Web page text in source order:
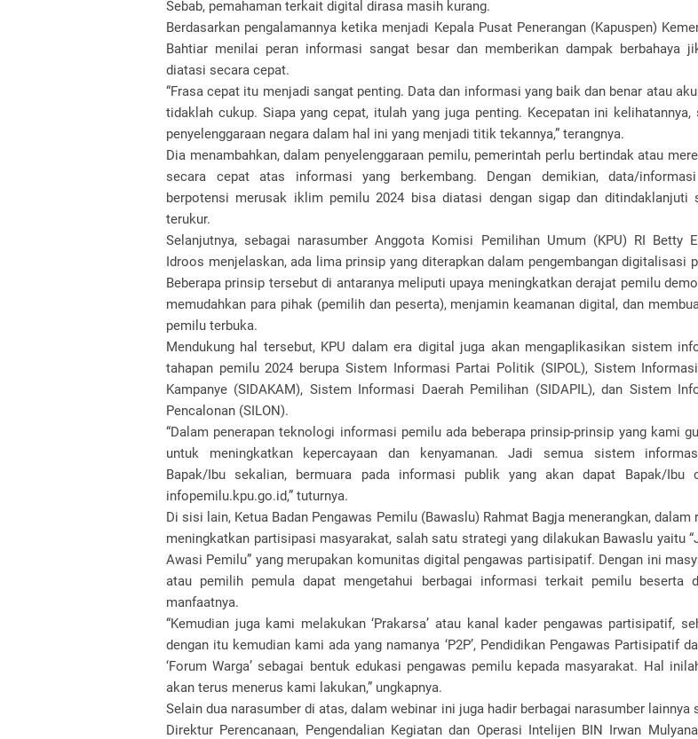
Sebab, pemahaman terkait digital dirasa masih kurang.
Berdasarkan pengalamannya ketika menjadi Kepala Pusat Penerangan (Kapuspen)
Bahtiar menilai peran informasi sangat besar dan memberikan dampak berbahaya
diatasi secara cepat.
“Frasa cepat itu menjadi sangat penting. Data dan informasi yang baik dan benar atau
tidaklah cukup. Siapa yang cepat, itulah yang juga penting. Kecepatan ini kelihatannya,
penyelenggaraan negara dalam hal ini yang menjadi titik tekannya,” terangnya.
Dia menambahkan, dalam penyelenggaraan pemilu, pemerintah perlu bertindak atau
secara cepat atas informasi yang berkembang. Dengan demikian, data/
berpotensi merusak iklim pemilu 2024 bisa diatasi dengan sigap dan ditindaklanjuti
terukur.
Selanjutnya, sebagai narasumber Anggota Komisi Pemilihan Umum (KPU) RI Betty
Idroos menjelaskan, ada lima prinsip yang diterapkan dalam pengembangan digitalisasi
Beberapa prinsip tersebut di antaranya meliputi upaya meningkatkan derajat pemilu
memudahkan para pihak (pemilih dan peserta), menjamin keamanan digital, dan
pemilu terbuka.
Mendukung hal tersebut, KPU dalam era digital juga akan mengaplikasikan sistem
tahapan pemilu 2024 berupa Sistem Informasi Partai Politik (SIPOL), Sistem
Kampanye (SIDAKAM), Sistem Informasi Daerah Pemilihan (SIDAPIL), dan Sistem
Pencalonan (SILON).
“Dalam penerapan teknologi informasi pemilu ada beberapa prinsip-prinsip yang kami
untuk meningkatkan kepercayaan dan kenyamanan. Jadi semua sistem
Bapak/Ibu sekalian, bermuara pada informasi publik yang akan dapat Bapak/Ibu
infopemilu.kpu.go.id,” tuturnya.
Di sisi lain, Ketua Badan Pengawas Pemilu (Bawaslu) Rahmat Bagja menerangkan, dalam
meningkatkan partisipasi masyarakat, salah satu strategi yang dilakukan Bawaslu yaitu
Awasi Pemilu” yang merupakan komunitas digital pengawas partisipatif. Dengan ini
atau pemilih pemula dapat mengetahui berbagai informasi terkait pemilu beserta
manfaatnya.
“Kemudian juga kami melakukan ‘Prakarsa’ atau kanal kader pengawas partisipatif,
dengan itu kemudian kami ada yang namanya ‘P2P’, Pendidikan Pengawas Partisipatif
‘Forum Warga’ sebagai bentuk edukasi pengawas pemilu kepada masyarakat. Hal
akan terus menerus kami lakukan,” ungkapnya.
Selain dua narasumber di atas, dalam webinar ini juga hadir berbagai narasumber lainnya
Direktur Perencanaan, Pengendalian Kegiatan dan Operasi Intelijen BIN Irwan